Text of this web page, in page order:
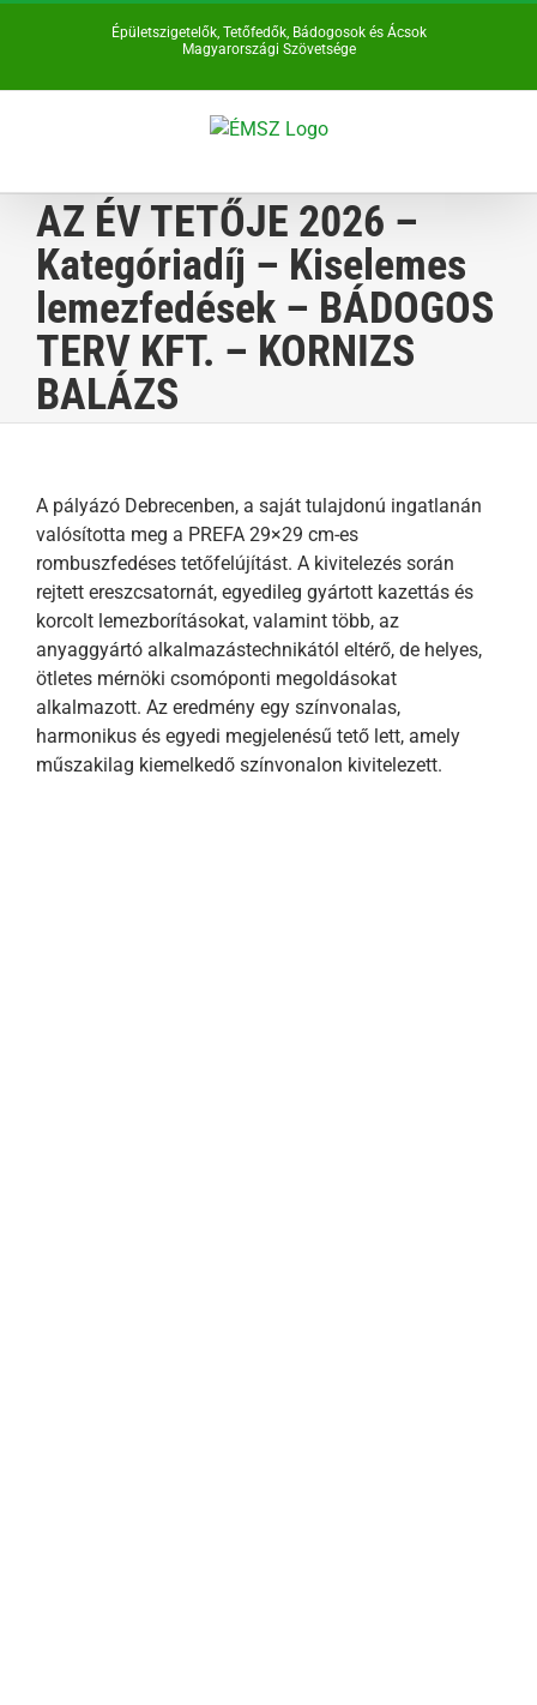
Épületszigetelők, Tetőfedők, Bádogosok és Ácsok
Magyarországi Szövetsége
AZ ÉV TETŐJE 2026 –
Kategóriadíj – Kiselemes
lemezfedések – BÁDOGOS
TERV KFT. – KORNIZS
BALÁZS
A pályázó Debrecenben, a saját tulajdonú ingatlanán
valósította meg a PREFA 29×29 cm-es
rombuszfedéses tetőfelújítást. A kivitelezés során
rejtett ereszcsatornát, egyedileg gyártott kazettás és
korcolt lemezborításokat, valamint több, az
anyaggyártó alkalmazástechnikától eltérő, de helyes,
ötletes mérnöki csomóponti megoldásokat
alkalmazott. Az eredmény egy színvonalas,
harmonikus és egyedi megjelenésű tető lett, amely
műszakilag kiemelkedő színvonalon kivitelezett.